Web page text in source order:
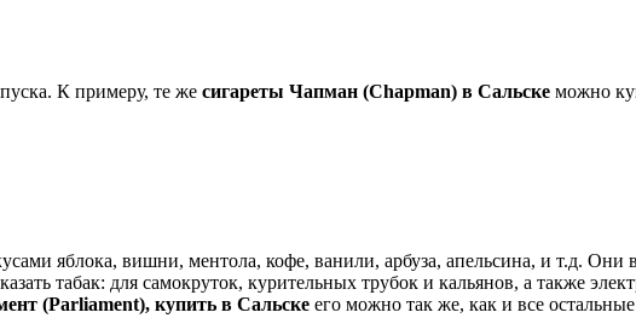
К примеру, те же сигареты Чапман (Chapman) в Сальске можно
яблока, вишни, ментола, кофе, ванили, арбуза, апельсина, и т.д.
табак: для самокруток, курительных трубок и кальянов, а также
(Parliament), купить в Сальске его можно так же, как и все